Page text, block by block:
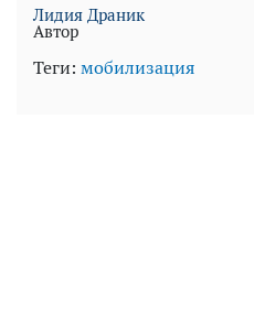
Лидия Драник
Автор
Теги: мобилизация